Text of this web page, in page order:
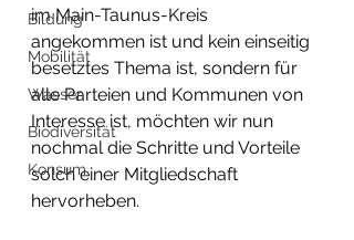
Bildung
Mobilität
Wasser
Biodiversität
Konsum
im Main-Taunus-Kreis
angekommen ist und kein einseitig
besetztes Thema ist, sondern für
alle Parteien und Kommunen von
Interesse ist, möchten wir nun
nochmal die Schritte und Vorteile
solch einer Mitgliedschaft
hervorheben.